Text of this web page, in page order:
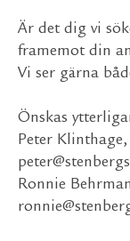
Är det dig vi
framemot din
Vi ser gärna
Önskas
Peter
Ronnie